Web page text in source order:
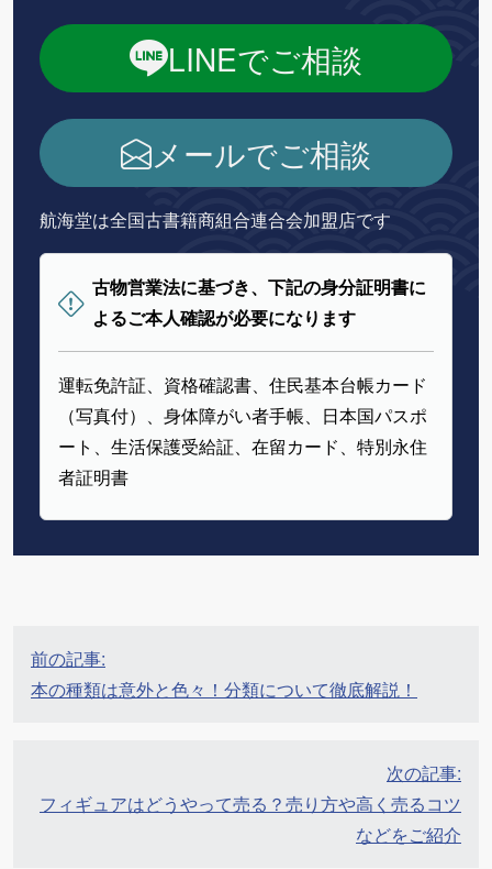
LINEでご相談
メールでご相談
航海堂は全国古書籍商組合連合会加盟店です
古物営業法に基づき、下記の身分証明書に
よるご本人確認が必要になります
運転免許証、資格確認書、住民基本台帳カード
（写真付）、身体障がい者手帳、日本国パスポ
ート、生活保護受給証、在留カード、特別永住
者証明書
投
稿
ナ
前の記事:
本の種類は意外と色々！分類について徹底解説！
次の記事:
フィギュアはどうやって売る？売り方や高く売るコツ
などをご紹介